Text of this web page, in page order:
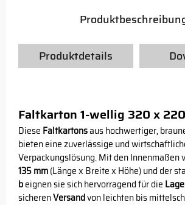
Produktdetails
Faltkarton 1-wellig 320 x
Diese Faltkartonsaus hochwertiger,
bieten eine zuverlässige und
Verpackungslösung. Mit den Innenmaßen
135 mm(Länge x Breite x Höhe) und der
beignen sie sich hervorragend für die
sicherenVersandvon leichten bis